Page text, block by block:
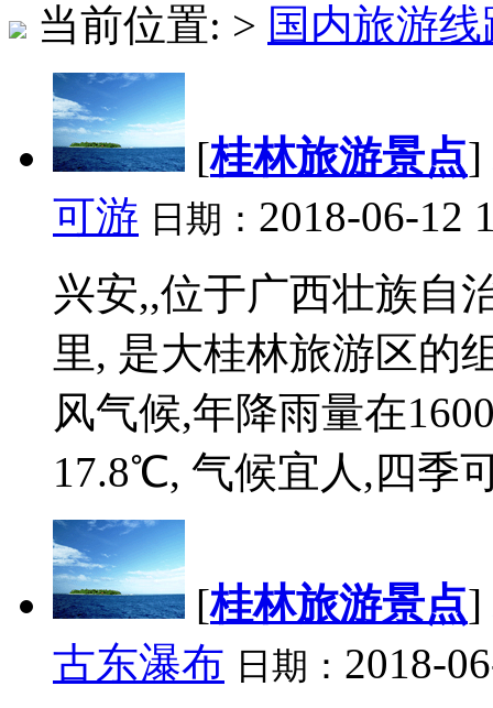
当前位置: > 国内旅游线
[桂林旅游景点]
可游 日期： 2018-06-12
兴安,,位于广西壮族自
里, 是大桂林旅游区的
风气候,年降雨量在
17.8℃, 气候宜人,四季
[桂林旅游景点]
古东瀑布 日期： 2018-